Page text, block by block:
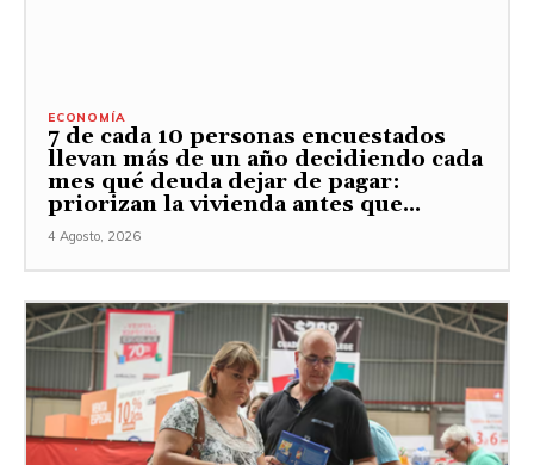
ECONOMÍA
7 de cada 10 personas encuestados
llevan más de un año decidiendo cada
mes qué deuda dejar de pagar:
priorizan la vivienda antes que...
4 Agosto, 2026